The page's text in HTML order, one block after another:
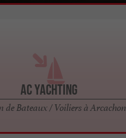
AC Yachting
de Bateaux / Voiliers à Arcachon